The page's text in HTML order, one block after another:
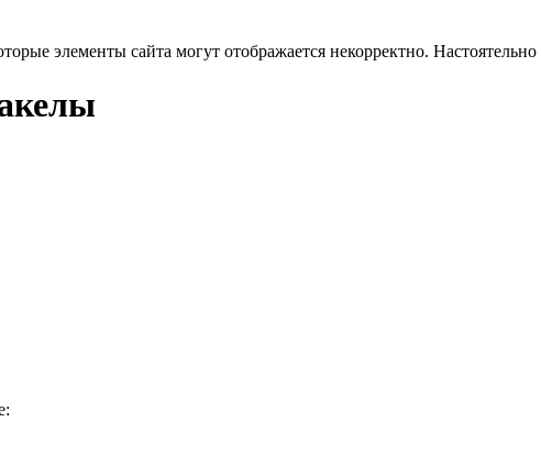
элементы сайта могут отображается некорректно.